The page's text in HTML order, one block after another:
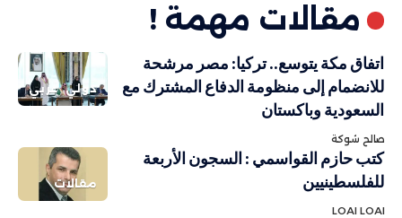
مقالات مهمة !
دولي عربي
اتفاق مكة يتوسع.. تركيا: مصر مرشحة
للانضمام إلى منظومة الدفاع المشترك مع
السعودية وباكستان
صالح شوكة
مقالات
كتب حازم القواسمي : السجون الأربعة
للفلسطينيين
LOAI LOAI